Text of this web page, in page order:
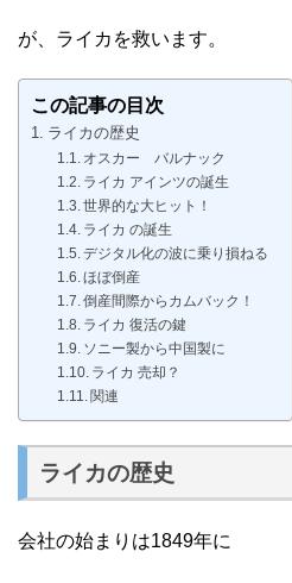
が、ライカを救います。
この記事の目次
ライカの歴史
オスカー バルナック
ライカ アインツの誕生
世界的な大ヒット！
ライカ の誕生
デジタル化の波に乗り損ねる
ほぼ倒産
倒産間際からカムバック！
ライカ 復活の鍵
ソニー製から中国製に
ライカ 売却？
関連
ライカの歴史
会社の始まりは1849年に